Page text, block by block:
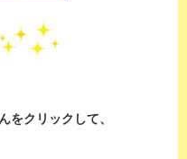
をクリックして、